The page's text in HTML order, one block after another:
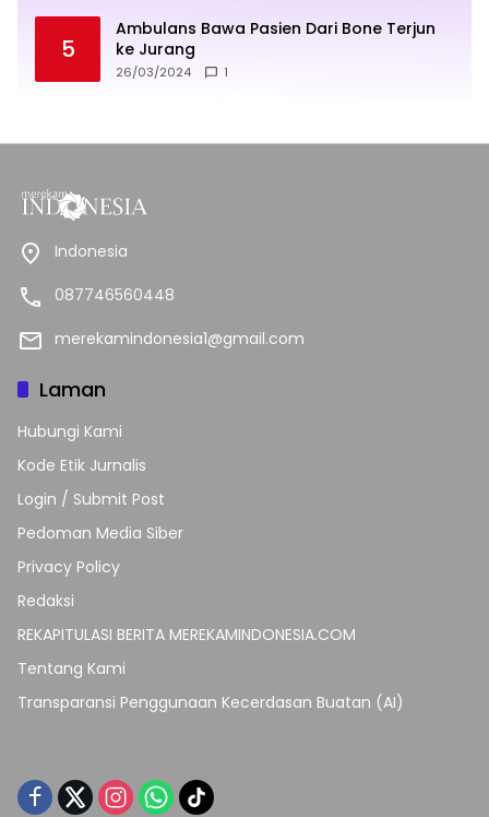
5
Ambulans Bawa Pasien Dari Bone Terjun
ke Jurang
26/03/2024 1
Indonesia
087746560448
merekamindonesia1@gmail.com
Laman
Hubungi Kami
Kode Etik Jurnalis
Login / Submit Post
Pedoman Media Siber
Privacy Policy
Redaksi
REKAPITULASI BERITA MEREKAMINDONESIA.COM
Tentang Kami
Transparansi Penggunaan Kecerdasan Buatan (AI)